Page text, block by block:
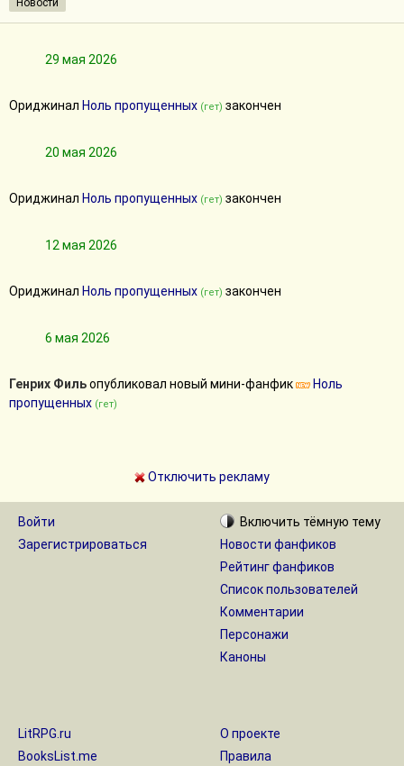
Новости
29 мая 2026
Ориджинал Ноль пропущенных (гет) закончен
20 мая 2026
Ориджинал Ноль пропущенных (гет) закончен
12 мая 2026
Ориджинал Ноль пропущенных (гет) закончен
6 мая 2026
Генрих Фильопубликовал новый мини-фанфик
Ноль
пропущенных (гет)
Отключить рекламу
Войти
Зарегистрироваться
Включить тёмную тему
Новости фанфиков
Рейтинг фанфиков
Список пользователей
Комментарии
Персонажи
Каноны
LitRPG.ru
BooksList.me
О проекте
Правила